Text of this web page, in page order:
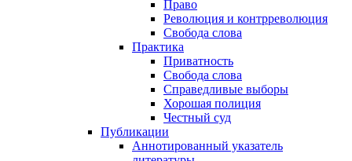
Право
Революция и контрреволюция
Свобода слова
Практика
Приватность
Свобода слова
Справедливые выборы
Хорошая полиция
Честный суд
Публикации
Аннотированный указатель